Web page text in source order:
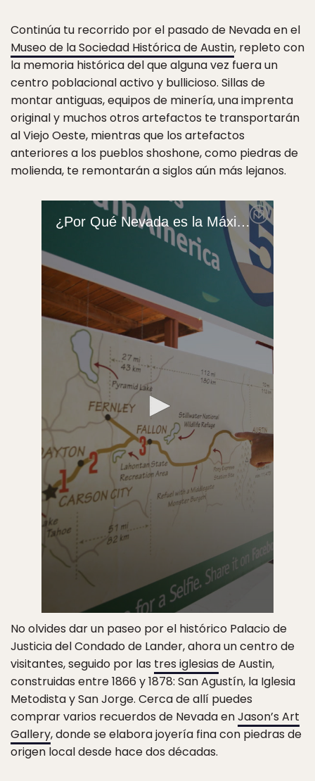
Continúa tu recorrido por el pasado de Nevada en el
Museo de la Sociedad Histórica de Austin, repleto con
la memoria histórica del que alguna vez fuera un
centro poblacional activo y bullicioso. Sillas de
montar antiguas, equipos de minería, una imprenta
original y muchos otros artefactos te transportarán
al Viejo Oeste, mientras que los artefactos
anteriores a los pueblos shoshone, como piedras de
molienda, te remontarán a siglos aún más lejanos.
No olvides dar un paseo por el histórico Palacio de
Justicia del Condado de Lander, ahora un centro de
visitantes, seguido por las tres iglesias de Austin,
construidas entre 1866 y 1878: San Agustín, la Iglesia
Metodista y San Jorge. Cerca de allí puedes
comprar varios recuerdos de Nevada enJason’s Art
Gallery, donde se elabora joyería fina con piedras de
origen local desde hace dos décadas.